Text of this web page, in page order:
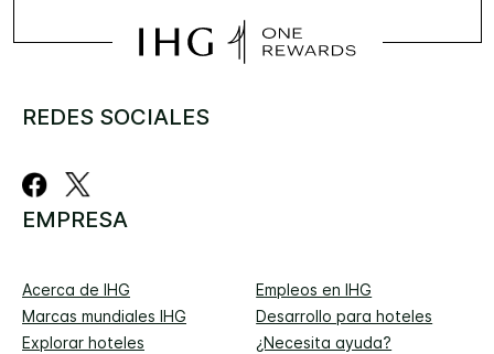
REDES SOCIALES
EMPRESA
Acerca de IHG
Empleos en IHG
Marcas mundiales IHG
Desarrollo para hoteles
Explorar hoteles
¿Necesita ayuda?